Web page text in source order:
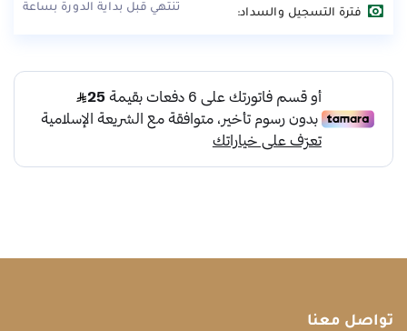
فترة التسجيل والسداد: تنتهي قبل بداية الدورة بساعة
تواصل معنا